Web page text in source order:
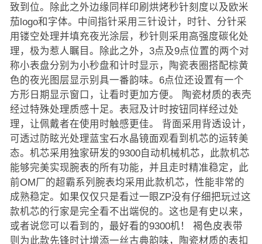
致到位。除此之外边缘同样印刷烘烤秒针刻度以及欧米
茄logo和字体。中间指针采用三针设计，时针、分针采
用镂空处理并填充夜光涂层，秒针则采用高强度碳化处
理，极为惹人瞩目。除此之外，3点及9点位置的两个对
称小表盘分别为小秒盘和计时显示，陶瓷表圈搭配棕黄
色的夜光图层显示别具一番韵味。6点位还设置有一个
方形日期显示窗口，让看时更加方便。 陶瓷材质的表壳
经过特殊处理质感十足。表冠及计时按钮同样经过处
理，让佩戴者在使用时触感更佳。 背面采用背透设计，
可透过防眩光处理蓝宝石水晶镜面观看到机芯的运转美
态。机芯采用独家研发的9300自动机械机芯，此款机芯
能够完美实现腕表的所有功能，并且走时精准稳定，此
前OM厂的超霸系列腕表均采用此款机芯，性能非常的
成熟稳定。如果仅仅只是看过一眼ZP没有仔细把玩过这
款机芯的行家是完全看不出端倪的。这也是有史以来，
或者说您可以看到的，最好看的9300机！ 褐色皮表带
则为此款先锋时计增添一丝古典韵味，陶瓷材质的表扣